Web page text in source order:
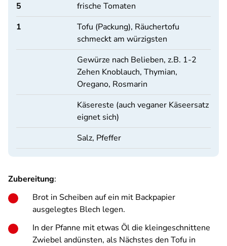
5
frische Tomaten
1
Tofu (Packung), Räuchertofu
schmeckt am würzigsten
Gewürze nach Belieben, z.B. 1-2
Zehen Knoblauch, Thymian,
Oregano, Rosmarin
Käsereste (auch veganer Käseersatz
eignet sich)
Salz, Pfeffer
Zubereitung:
Brot in Scheiben auf ein mit Backpapier
ausgelegtes Blech legen.
In der Pfanne mit etwas Öl die kleingeschnittene
Zwiebel andünsten, als Nächstes den Tofu in